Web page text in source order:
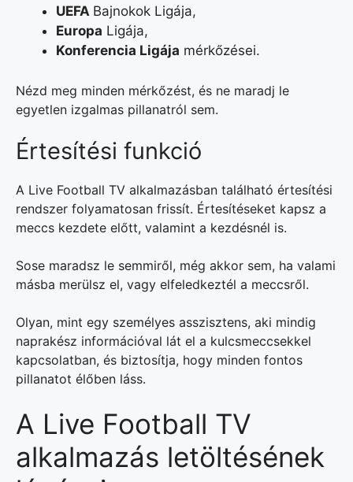
UEFA Bajnokok Ligája,
Europa Ligája,
Konferencia Ligája mérkőzései.
Nézd meg minden mérkőzést, és ne maradj le
egyetlen izgalmas pillanatról sem.
Értesítési funkció
A Live Football TV alkalmazásban található értesítési
rendszer folyamatosan frissít. Értesítéseket kapsz a
meccs kezdete előtt, valamint a kezdésnél is.
Sose maradsz le semmiről, még akkor sem, ha valami
másba merülsz el, vagy elfeledkeztél a meccsről.
Olyan, mint egy személyes asszisztens, aki mindig
naprakész információval lát el a kulcsmeccsekkel
kapcsolatban, és biztosítja, hogy minden fontos
pillanatot élőben láss.
A Live Football TV
alkalmazás letöltésének